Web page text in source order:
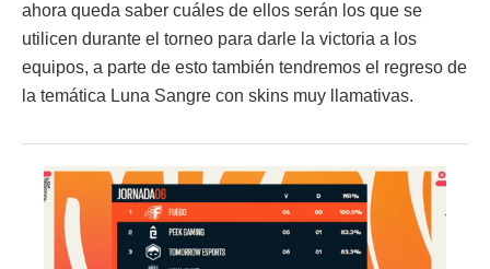
ahora queda saber cuáles de ellos serán los que se
utilicen durante el torneo para darle la victoria a los
equipos, a parte de esto también tendremos el regreso de
la temática Luna Sangre con skins muy llamativas.